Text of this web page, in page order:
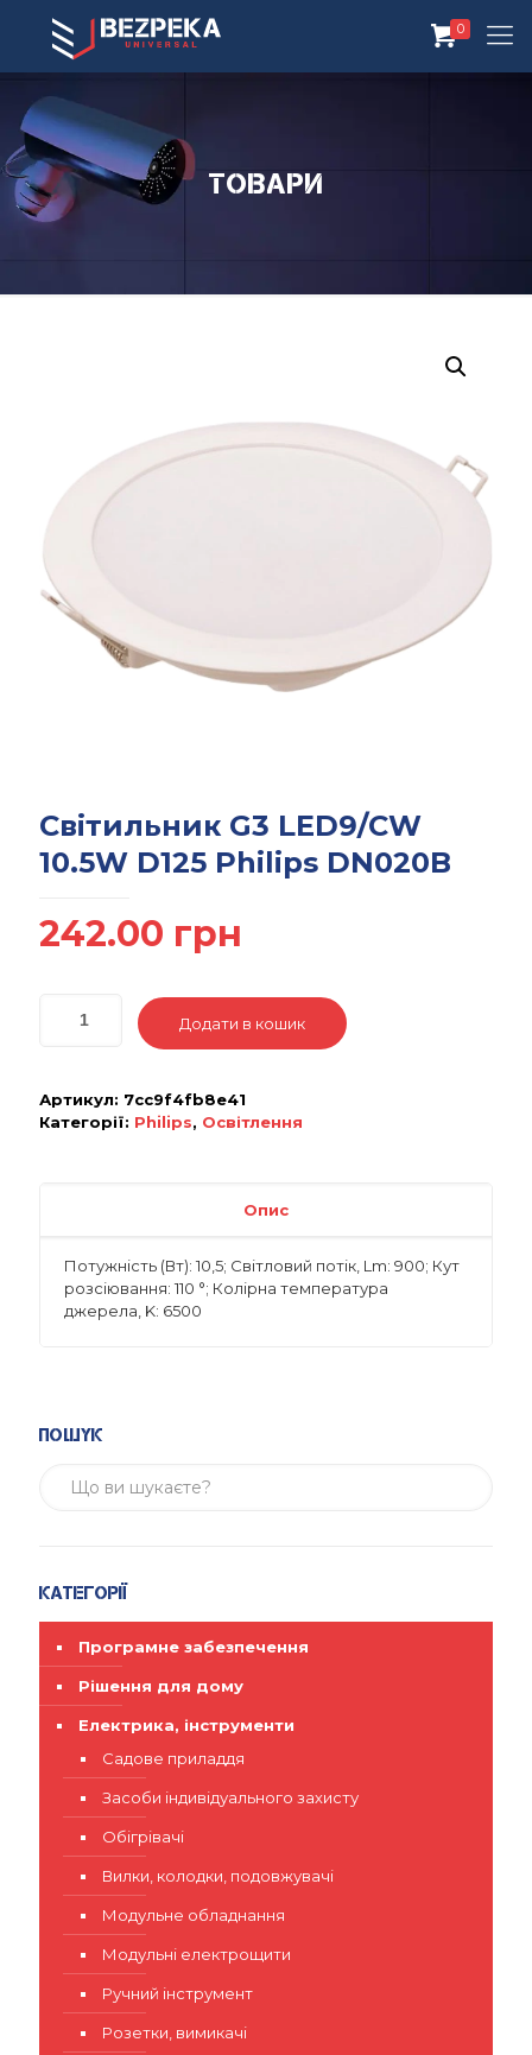
0
Товари
Світильник G3 LED9/CW
10.5W D125 Philips DN020B
242.00 грн
Додати в кошик
Артикул: 7cc9f4fb8e41
Категорії: Philips, Освітлення
Опис
Потужність (Вт): 10,5; Світловий потік, Lm: 900; Кут
розсіювання: 110 °; Колірна температура
джерела, K: 6500
Пошук
Категорії
Програмне забезпечення
Рішення для дому
Електрика, інструменти
Садове приладдя
Засоби індивідуального захисту
Обігрівачі
Вилки, колодки, подовжувачі
Модульне обладнання
Модульні електрощити
Ручний інструмент
Розетки, вимикачі